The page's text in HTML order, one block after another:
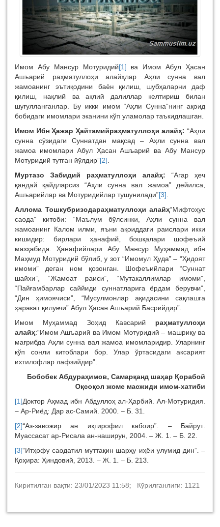
Имом Абу Мансур Мотуридий[1] ва Имом Абул Ҳасан
Ашъарий раҳматуллоҳи алайҳлар Аҳли сунна вал
жамоанинг эътиқодини баён қилиш, шубҳаларни даф
қилиш, нақлий ва ақлий далиллар келтириш билан
шуғулланганлар. Бу икки имом “Аҳли Сунна”нинг ақоид
бобидаги имомлари эканини кўп уламолар таъкидлашган.
Имом Ибн Ҳажар Ҳайтамийраҳматуллоҳи алайҳ: “Аҳли
сунна сўзидаги Суннатдан мақсад – Аҳли сунна вал
жамоа имомлари Абул Ҳасан Ашъарий ва Абу Мансур
Мотуридий тутган йўлдир”[2]
Муртазо Забидий раҳматуллоҳи алайҳ: “Агар ҳеч
қандай қайдларсиз “Аҳли сунна вал жамоа” дейилса,
Ашъарийлар ва Мотуридийлар тушунилади”[3]
Аллома Тошкубризодараҳматуллоҳи алайҳ“Мифтоҳус
саода” китоби: “Маълум бўлсинки, Аҳли сунна вал
жамоанинг Калом илми, яъни ақоиддаги раислари икки
кишидир: бирлари ҳанафий, бошқалари шофеъий
мазҳабида. Ҳанафийлари Абу Мансур Муҳаммад ибн
Маҳмуд Мотуридий бўлиб, у зот “Имомул Ҳуда” – “Ҳидоят
имоми” деган ном қозонган. Шофеъийлари “Суннат
шайхи”, “Жамоат раиси”, “Мутакаллимлар имоми”,
“Пайғамбарлар саййиди суннатларига ёрдам берувчи”,
“Дин ҳимоячиси”, “Мусулмонлар ақидасини сақлашга
ҳаракат қилувчи” Абул Ҳасан Ашъарий Басрийдир”.
Имом Муҳаммад Зоҳид Кавсарий раҳматуллоҳи
алайҳ:“Имом Ашъарий ва Имом Мотуридий – машриқу ва
мағрибда Аҳли сунна вал жамоа имомларидир. Уларнинг
кўп сонли китоблари бор. Улар ўртасидаги аксарият
ихтилофлар лафзийдир”.
Бобобек Абдураҳимов, Самарқанд шаҳар Қорабой
Оқсоқол жоме масжиди имом-хатиби
[1]Доктор Аҳмад ибн Абдуллоҳ ал-Ҳарбий. Ал-Мотуридия.
– Ар-Риёд: Дар ас-Самий. 2000. – Б. 31.
[2]“Аз-завожир ан иқтирофил кабоир”. – Байрут:
Муассасат ар-Рисала ан-наширун, 2004. – Ж. 1. – Б. 22.
[3]“Итҳофу саодатил муттақин шарҳу иҳёи улумид дин”. –
Қоҳира: Ҳиндовий, 2013. – Ж. 1. – Б. 213.
Киритилган вақти: 23/01/2023 11:58; Кўрилганлиги: 1121